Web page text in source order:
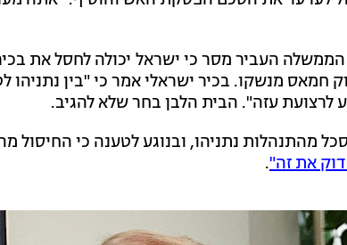
העביר מסר כי ישראל יכולה לחסל את
חמאס מנשקו. בכיר ישראלי אמר כי "בין
לרצועת עזה". הבית הלבן בחר שלא להגיב.
מהתנהלות נתניהו, ובנוגע לטענה כי החיסול
את זה".